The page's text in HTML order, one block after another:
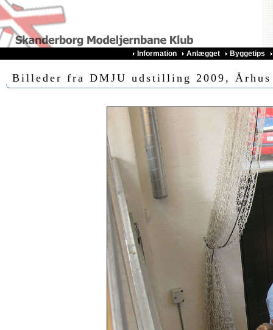
Information Anlægget Byggetips
Billeder fra DMJU udstilling 2009, Århus